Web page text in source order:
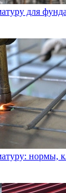
для
нормы,